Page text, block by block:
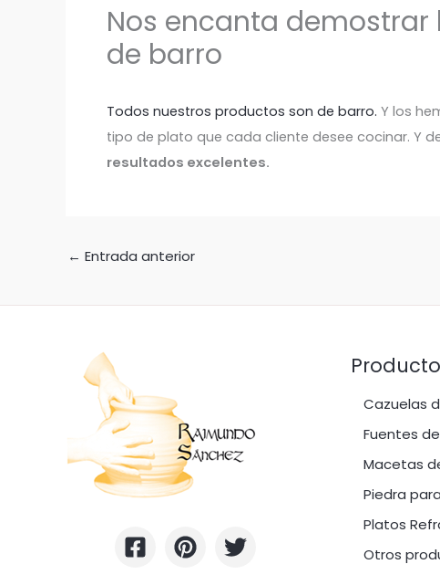
Nos encanta
de barro
Todos nuestros productos son de barro. Y los
tipo de plato que cada cliente desee cocinar. Y
resultados excelentes.
← Entrada anterior
Cazuelas
Fuentes
Macetas
Piedra
Platos
Otros